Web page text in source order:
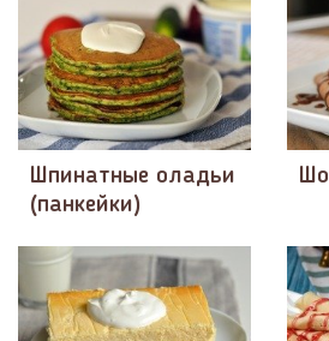
Шпинатные оладьи
(панкейки)